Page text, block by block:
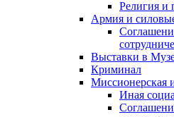
Религия и
Армия и
Выставки в
Криминал
Миссионерская
Иная